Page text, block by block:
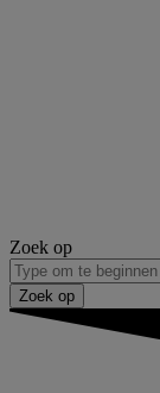
Zoek op
Zoek op